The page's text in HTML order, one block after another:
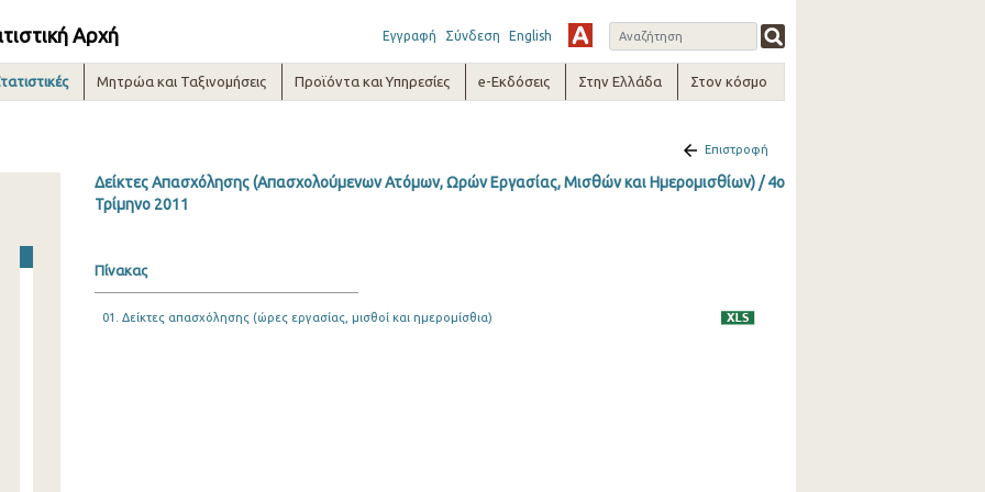
Αρχή Εγγραφή Σύνδεση English
Μητρώα και Ταξινομήσεις Προϊόντα και Υπηρεσίες e-Εκδόσεις Στην Ελλάδα Στον κόσμο
Επιστροφή
Δείκτες Απασχόλησης (Απασχολούμενων Ατόμων, Ωρών Εργασίας, Μισθών και Ημερομισθίων) / 4o
Τρίμηνο 2011
Πίνακας
01. Δείκτες απασχόλησης (ώρες εργασίας, μισθοί και ημερομίσθια)